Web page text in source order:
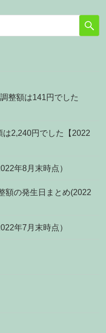
整額は141円でした
2,240円でした【2022
年8月末時点）
額の発生日まとめ(2022
年7月末時点）